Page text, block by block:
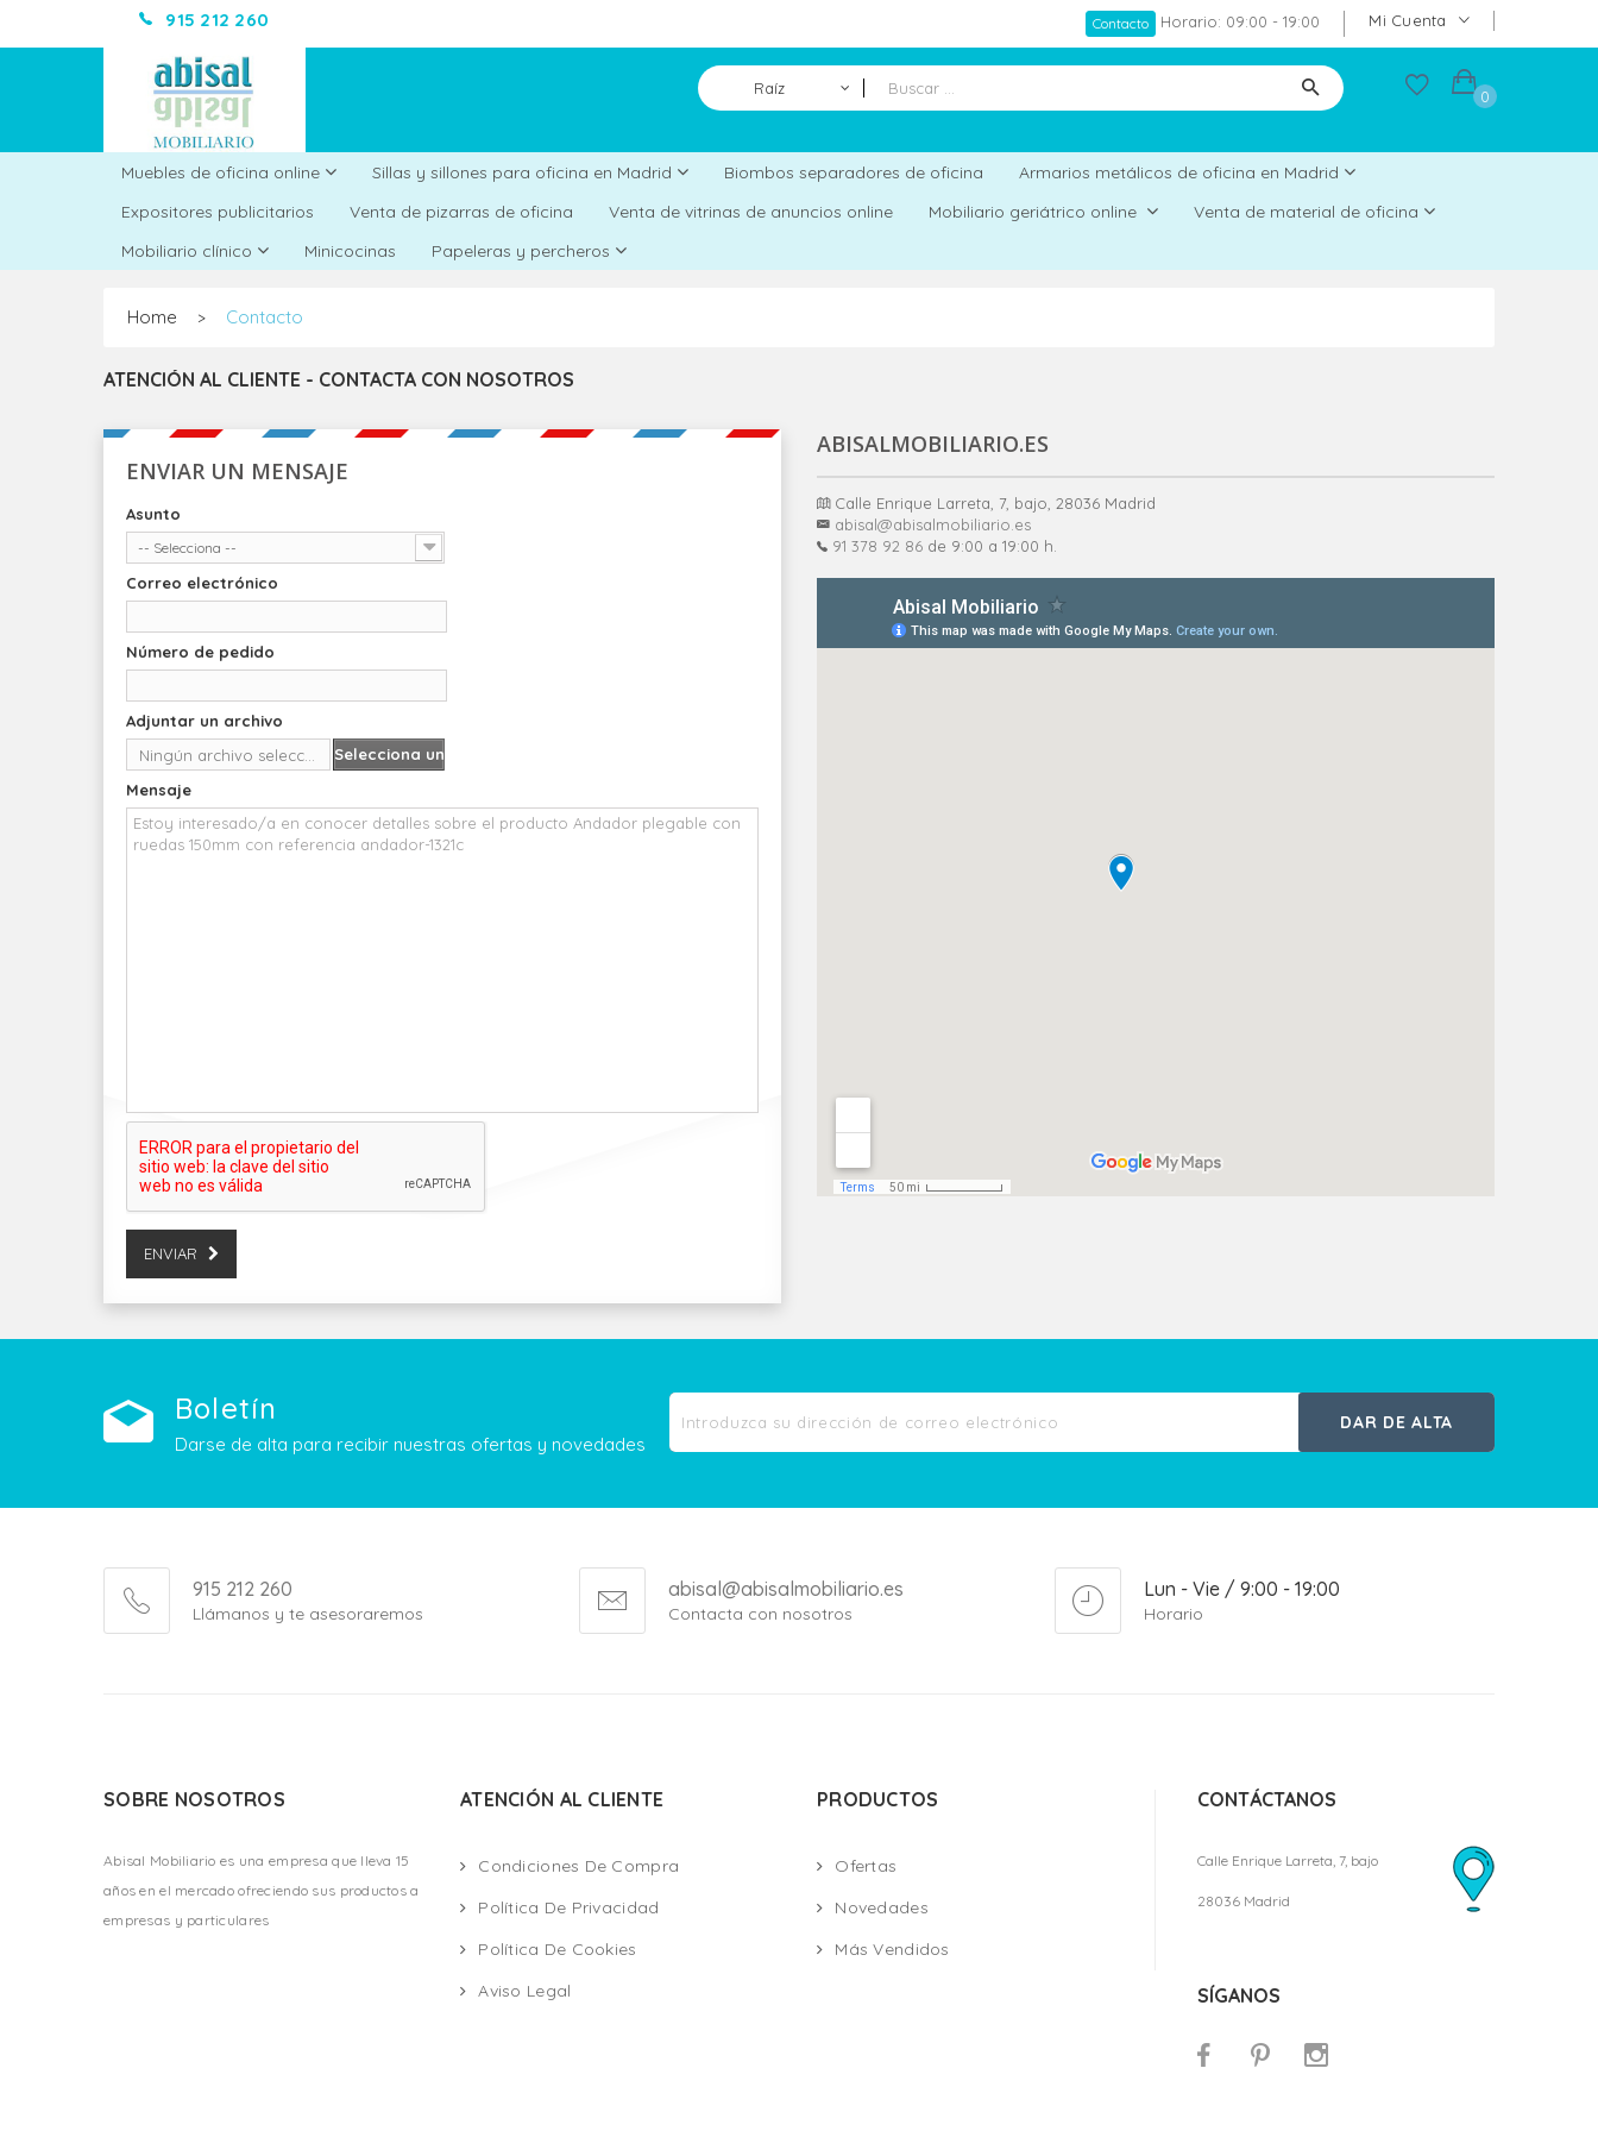
915 212 260 Mi Cuenta
Contacto Horario: 09:00 - 19:00
Raíz 0
Muebles de oficina online Sillas y sillones para oficina en Madrid Biombos separadores de oficina
Armarios metálicos de oficina en Madrid
Expositores publicitarios
Venta de pizarras de oficina Venta de vitrinas de anuncios online Mobiliario geriátrico online
Venta de material de oficina
Mobiliario clínico
Minicocinas Papeleras y percheros
Home > Contacto
ATENCIÓN AL CLIENTE - CONTACTA CON NOSOTROS
ENVIAR UN MENSAJE
Asunto
-- Selecciona --
Correo electrónico
Número de pedido
Adjuntar un archivo
Ningún archivo seleccionadoSelecciona un
Mensaje
ENVIAR
ABISALMOBILIARIO.ES
Calle Enrique Larreta, 7, bajo, 28036 Madrid
abisal@abisalmobiliario.es
91 378 92 86 de 9:00 a 19:00 h.
Boletín
Darse de alta para recibir nuestras ofertas y novedades
DAR DE ALTA
915 212 260
Llámanos y te asesoraremos
abisal@abisalmobiliario.es
Contacta con nosotros
Lun - Vie / 9:00 - 19:00
Horario
SOBRE NOSOTROS
Abisal Mobiliario es una empresa que lleva 15
años en el mercado ofreciendo sus productos a
empresas y particulares
ATENCIÓN AL CLIENTE
Condiciones De Compra
Política De Privacidad
Política De Cookies
Aviso Legal
PRODUCTOS
Ofertas
Novedades
Más Vendidos
CONTÁCTANOS
Calle Enrique Larreta, 7, bajo
28036 Madrid
SÍGANOS